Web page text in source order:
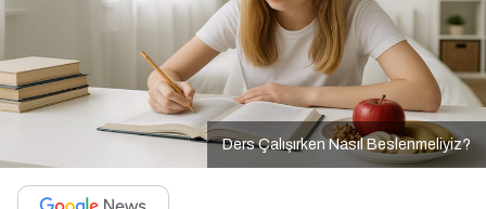
Ders Çalışırken Nasıl Beslenmeliyiz?